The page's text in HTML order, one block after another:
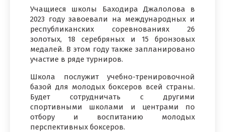
Учащиеся школы Баходира Джалолова в
2023 году завоевали на международных и
республиканских соревнованиях 26
золотых, 18 серебряных и 15 бронзовых
медалей. В этом году также запланировано
участие в ряде турниров.
Школа послужит учебно-тренировочной
базой для молодых боксеров всей страны.
Будет сотрудничать с другими
спортивными школами и центрами по
отбору и воспитанию молодых
перспективных боксеров.